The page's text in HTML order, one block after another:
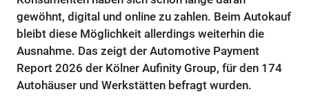
gewöhnt, digital und online zu zahlen. Beim Autokauf
bleibt diese Möglichkeit allerdings weiterhin die
Ausnahme. Das zeigt der Automotive Payment
Report 2026 der Kölner Aufinity Group, für den 174
Autohäuser und Werkstätten befragt wurden.